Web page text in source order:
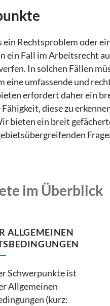
ein Rechtsproblem oder
ein Fall im Arbeitsrecht
In solchen Fällen
eine umfassende und
erfordert daher ein
diese zu
bieten ein breit
im Überblick
ALLGEMEINEN
Schwerpunkte ist
Allgemeinen
(kurz: